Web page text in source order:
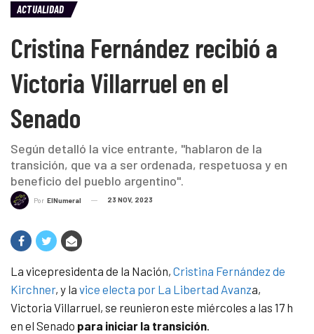
ACTUALIDAD
Cristina Fernández recibió a
Victoria Villarruel en el
Senado
Según detalló la vice entrante, "hablaron de la
transición, que va a ser ordenada, respetuosa y en
beneficio del pueblo argentino".
Por ElNumeral 23 NOV, 2023
La vicepresidenta de la Nación, Cristina Fernández de
Kirchner, y la vice electa por La Libertad Avanza,
Victoria Villarruel, se reunieron este miércoles a las 17 h
en el Senado para iniciar la transición.